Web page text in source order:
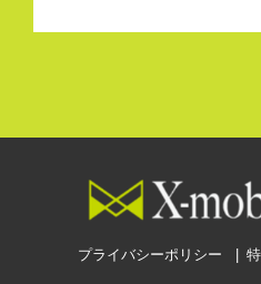
プライバシーポリシー